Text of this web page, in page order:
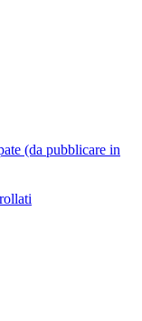
(da pubblicare in